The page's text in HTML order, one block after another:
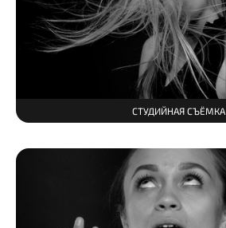
СТУДИЙНАЯ СЪЁМКА